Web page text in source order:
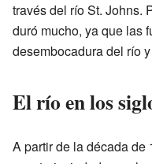
través del río St. Johns.
duró mucho, ya que las
desembocadura del río
El río en los
A partir de la década de